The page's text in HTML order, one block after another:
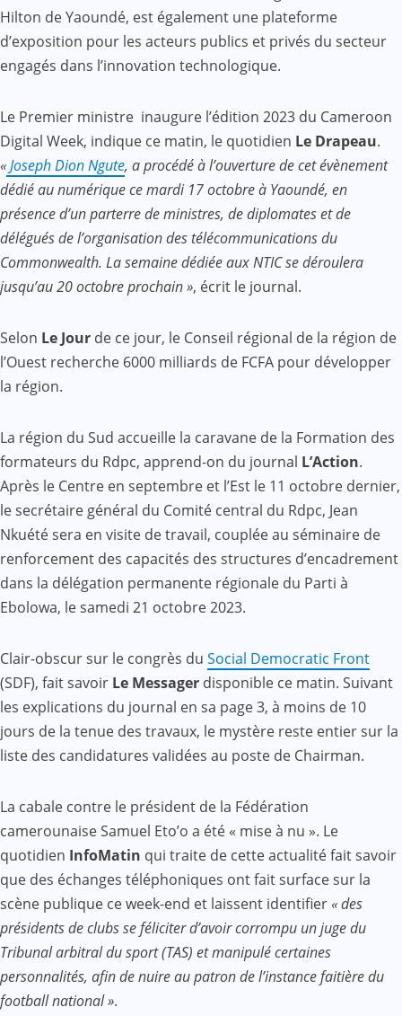
Hilton de Yaoundé, est également une plateforme
d’exposition pour les acteurs publics et privés du secteur
engagés dans l’innovation technologique.
Le Premier ministre inaugure l’édition 2023 du Cameroon
Digital Week, indique ce matin, le quotidien Le Drapeau.
«Joseph Dion Ngute, a procédé à l’ouverture de cet évènement
dédié au numérique ce mardi 17 octobre à Yaoundé, en
présence d’un parterre de ministres, de diplomates et de
délégués de l’organisation des télécommunications du
Commonwealth. La semaine dédiée aux NTIC se déroulera
jusqu’au 20 octobre prochain », écrit le journal.
Selon Le Jour de ce jour, le Conseil régional de la région de
l’Ouest recherche 6000 milliards de FCFA pour développer
la région.
La région du Sud accueille la caravane de la Formation des
formateurs du Rdpc, apprend-on du journal L’Action.
Après le Centre en septembre et l’Est le 11 octobre dernier,
le secrétaire général du Comité central du Rdpc, Jean
Nkuété sera en visite de travail, couplée au séminaire de
renforcement des capacités des structures d’encadrement
dans la délégation permanente régionale du Parti à
Ebolowa, le samedi 21 octobre 2023.
Clair-obscur sur le congrès du Social Democratic Front
(SDF), fait savoir Le Messager disponible ce matin. Suivant
les explications du journal en sa page 3, à moins de 10
jours de la tenue des travaux, le mystère reste entier sur la
liste des candidatures validées au poste de Chairman.
La cabale contre le président de la Fédération
camerounaise Samuel Eto’o a été « mise à nu ». Le
quotidien InfoMatin qui traite de cette actualité fait savoir
que des échanges téléphoniques ont fait surface sur la
scène publique ce week-end et laissent identifier« des
présidents de clubs se féliciter d’avoir corrompu un juge du
Tribunal arbitral du sport (TAS) et manipulé certaines
personnalités, afin de nuire au patron de l’instance faitière du
football national ».